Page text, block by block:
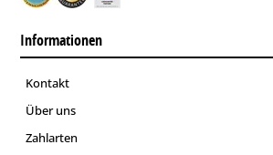
Informationen
Kontakt
Über uns
Zahlarten